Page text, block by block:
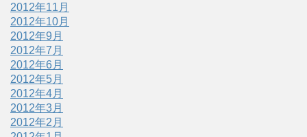
2012年11月
2012年10月
2012年9月
2012年7月
2012年6月
2012年5月
2012年4月
2012年3月
2012年2月